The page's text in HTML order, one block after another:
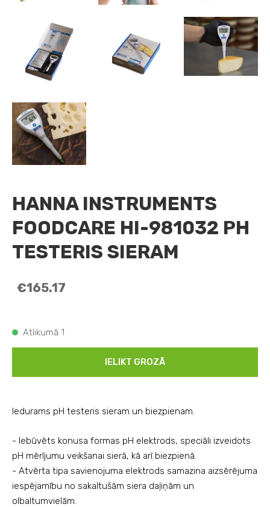
HANNA INSTRUMENTS
FOODCARE HI-981032 PH
TESTERIS SIERAM
€165.17
Atlikumā 1
IELIKT GROZĀ
Iedurams pH testeris sieram un biezpienam.
- Iebūvēts konusa formas pH elektrods, speciāli izveidots
pH mērījumu veikšanai sierā, kā arī biezpienā.
- Atvērta tipa savienojuma elektrods samazina aizsērējuma
iespējamību no sakaltušām siera daļiņām un
olbaltumvielām.